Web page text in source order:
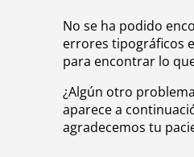
No se ha podido
errores tipográficos
para encontrar lo
¿Algún otro
aparece a
agradecemos tu